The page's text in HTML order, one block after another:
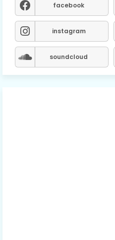
facebook
instagram
soundcloud